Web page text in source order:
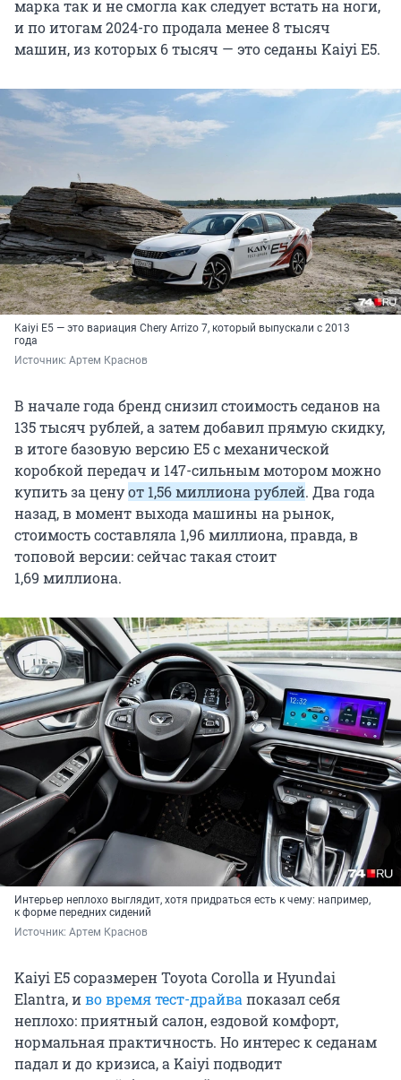
марка так и не смогла как следует встать на ноги,
и по итогам 2024-го продала менее 8 тысяч
машин, из которых 6 тысяч — это седаны Kaiyi E5.
Kaiyi E5 — это вариация Chery Arrizo 7, который выпускали с 2013
года
Источник: Артем Краснов
В начале года бренд снизил стоимость седанов на
135 тысяч рублей, а затем добавил прямую скидку,
в итоге базовую версию E5 с механической
коробкой передач и 147-сильным мотором можно
купить за ценуот 1,56 миллиона рублей. Два года
назад, в момент выхода машины на рынок,
стоимость составляла 1,96 миллиона, правда, в
топовой версии: сейчас такая стоит
1,69 миллиона.
Интерьер неплохо выглядит, хотя придраться есть к чему: например,
к форме передних сидений
Источник: Артем Краснов
Kaiyi E5 соразмерен Toyota Corolla и Hyundai
Elantra, иво время тест-драйва показал себя
неплохо: приятный салон, ездовой комфорт,
нормальная практичность. Но интерес к седанам
падал и до кризиса, а Kaiyi подводит